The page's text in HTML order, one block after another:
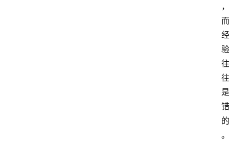
，
而
经
验
往
往
是
错
的
。